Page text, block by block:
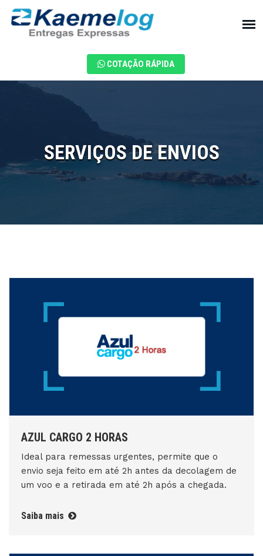
COTAÇÃO RÁPIDA
SERVIÇOS DE ENVIOS
AZUL CARGO 2 HORAS
Ideal para remessas urgentes, permite que o
envio seja feito em até 2h antes da decolagem de
um voo e a retirada em até 2h após a chegada.
Saiba mais